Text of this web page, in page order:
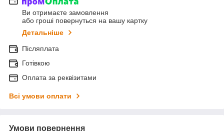
Ви отримаєте замовлення
або гроші повернуться на вашу картку
Детальніше
Післяплата
Готівкою
Оплата за реквізитами
Всі умови оплати
Умови повернення